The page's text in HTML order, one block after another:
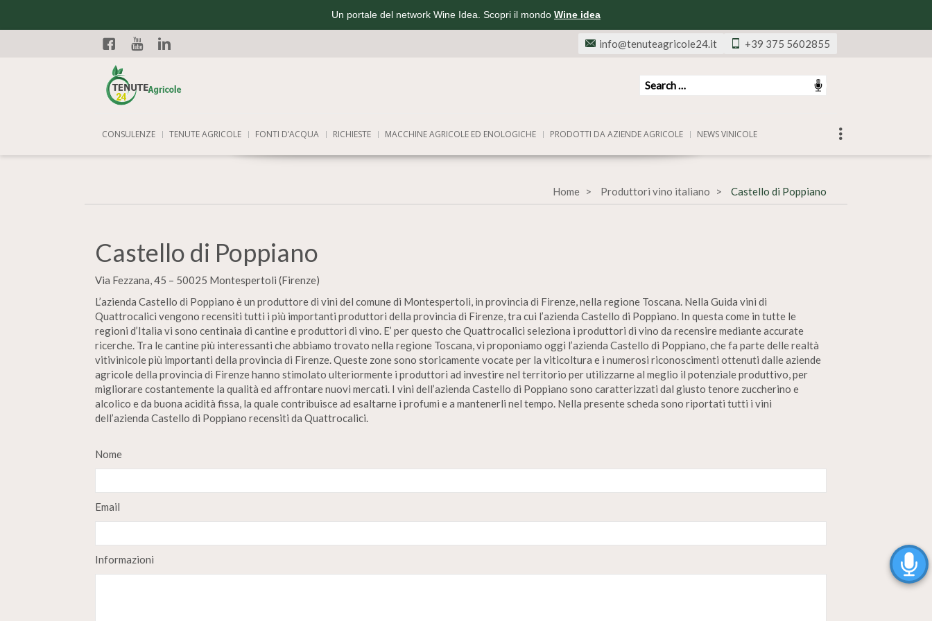
Un portale del network Wine Idea. Scopri il mondo Wine idea
Facebook
+39 375 5602855
info@tenuteagricole24.it
CONSULENZE TENUTE AGRICOLE FONTI D’ACQUA RICHIESTE MACCHINE AGRICOLE ED ENOLOGICHE PRODOTTI DA AZIENDE AGRICOLE NEWS VINICOLE
Home Produttori vino italiano Castello di Poppiano
Castello di Poppiano
Via Fezzana, 45 – 50025 Montespertoli (Firenze)
L’azienda Castello di Poppiano è un produttore di vini del comune di Montespertoli, in provincia di Firenze, nella regione Toscana. Nella Guida vini di
Quattrocalici vengono recensiti tutti i più importanti produttori della provincia di Firenze, tra cui l’azienda Castello di Poppiano. In questa come in tutte le
regioni d’Italia vi sono centinaia di cantine e produttori di vino. E’ per questo che Quattrocalici seleziona i produttori di vino da recensire mediante accurate
ricerche. Tra le cantine più interessanti che abbiamo trovato nella regione Toscana, vi proponiamo oggi l’azienda Castello di Poppiano, che fa parte delle realtà
vitivinicole più importanti della provincia di Firenze. Queste zone sono storicamente vocate per la viticoltura e i numerosi riconoscimenti ottenuti dalle aziende
agricole della provincia di Firenze hanno stimolato ulteriormente i produttori ad investire nel territorio per utilizzarne al meglio il potenziale produttivo, per
migliorare costantemente la qualità ed affrontare nuovi mercati. I vini dell’azienda Castello di Poppiano sono caratterizzati dal giusto tenore zuccherino e
alcolico e da buona acidità fissa, la quale contribuisce ad esaltarne i profumi e a mantenerli nel tempo. Nella presente scheda sono riportati tutti i vini
dell’azienda Castello di Poppiano recensiti da Quattrocalici.
Nome
Email
Informazioni